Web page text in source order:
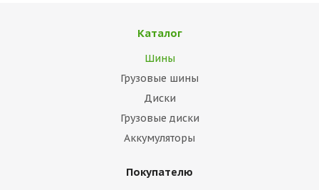
Каталог
Шины
Грузовые шины
Диски
Грузовые диски
Аккумуляторы
Покупателю